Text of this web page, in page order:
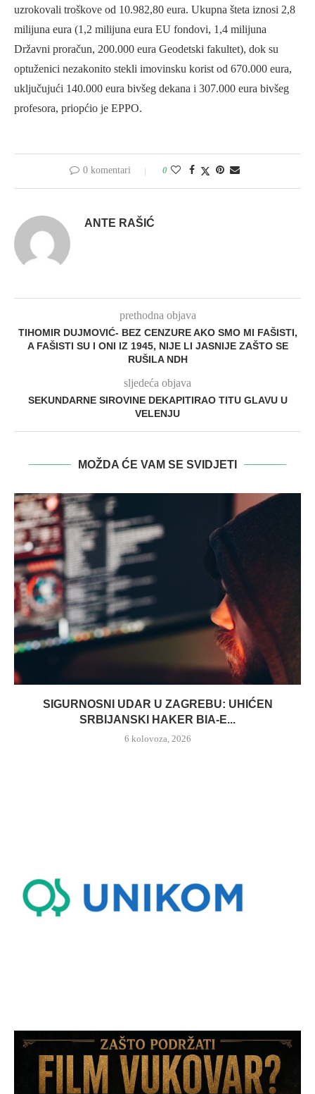
uzrokovali troškove od 10.982,80 eura. Ukupna šteta iznosi 2,8
milijuna eura (1,2 milijuna eura EU fondovi, 1,4 milijuna
Državni proračun, 200.000 eura Geodetski fakultet), dok su
optuženici nezakonito stekli imovinsku korist od 670.000 eura,
uključujući 140.000 eura bivšeg dekana i 307.000 eura bivšeg
profesora, priopćio je EPPO.
0 komentari 0
ANTE RAŠIĆ
prethodna objava
TIHOMIR DUJMOVIĆ- BEZ CENZURE AKO SMO MI FAŠISTI,
A FAŠISTI SU I ONI IZ 1945, NIJE LI JASNIJE ZAŠTO SE
RUŠILA NDH
sljedeća objava
SEKUNDARNE SIROVINE DEKAPITIRAO TITU GLAVU U
VELENJU
MOŽDA ĆE VAM SE SVIDJETI
SIGURNOSNI UDAR U ZAGREBU: UHIĆEN
SRBIJANSKI HAKER BIA-E...
6 kolovoza, 2026